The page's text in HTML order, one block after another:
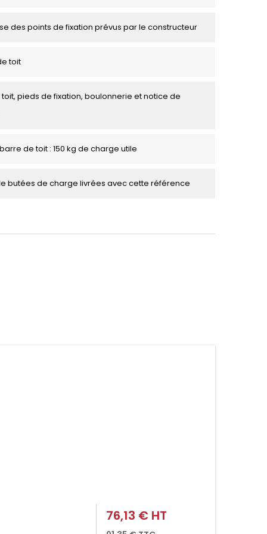
des points de fixation prévus par le constructeur
toit
pieds de fixation, boulonnerie et notice de
de toit : 150 kg de charge utile
butées de charge livrées avec cette référence
Prix
76,13 € HT